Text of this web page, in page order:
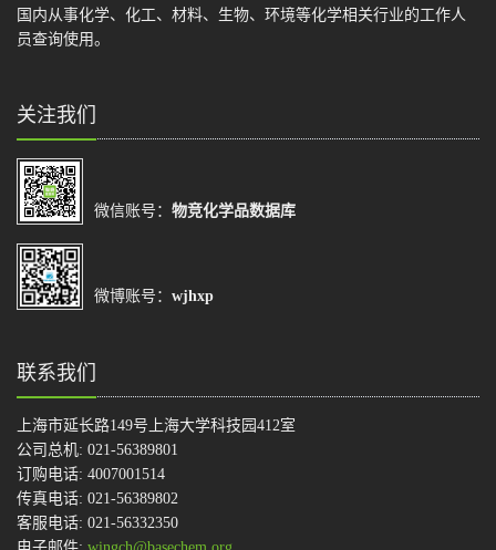
国内从事化学、化工、材料、生物、环境等化学相关行业的工作人
员查询使用。
关注我们
微信账号： 物竞化学品数据库
微博账号： wjhxp
联系我们
上海市延长路149号上海大学科技园412室
公司总机: 021-56389801
订购电话: 4007001514
传真电话: 021-56389802
客服电话: 021-56332350